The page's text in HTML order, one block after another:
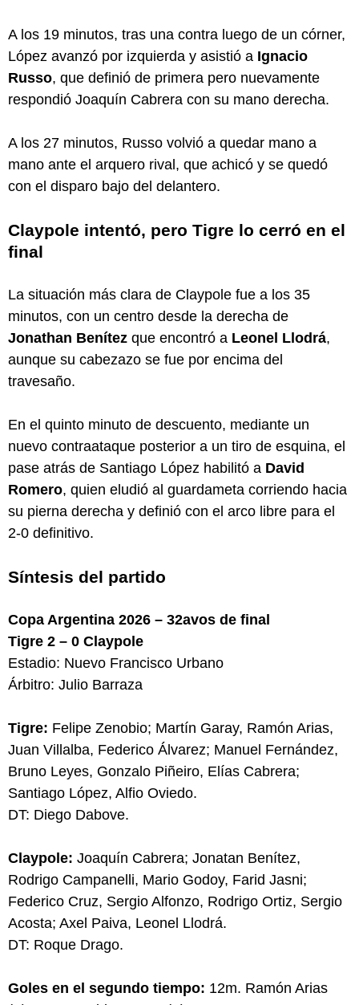
A los 19 minutos, tras una contra luego de un córner,
López avanzó por izquierda y asistió a Ignacio
Russo, que definió de primera pero nuevamente
respondió Joaquín Cabrera con su mano derecha.
A los 27 minutos, Russo volvió a quedar mano a
mano ante el arquero rival, que achicó y se quedó
con el disparo bajo del delantero.
Claypole intentó, pero Tigre lo cerró en el
final
La situación más clara de Claypole fue a los 35
minutos, con un centro desde la derecha de
Jonathan Benítez que encontró a Leonel Llodrá,
aunque su cabezazo se fue por encima del
travesaño.
En el quinto minuto de descuento, mediante un
nuevo contraataque posterior a un tiro de esquina, el
pase atrás de Santiago López habilitó a David
Romero, quien eludió al guardameta corriendo hacia
su pierna derecha y definió con el arco libre para el
2-0 definitivo.
Síntesis del partido
Copa Argentina 2026 – 32avos de final
Tigre 2 – 0 Claypole
Estadio: Nuevo Francisco Urbano
Árbitro: Julio Barraza
Tigre: Felipe Zenobio; Martín Garay, Ramón Arias,
Juan Villalba, Federico Álvarez; Manuel Fernández,
Bruno Leyes, Gonzalo Piñeiro, Elías Cabrera;
Santiago López, Alfio Oviedo.
DT: Diego Dabove.
Claypole: Joaquín Cabrera; Jonatan Benítez,
Rodrigo Campanelli, Mario Godoy, Farid Jasni;
Federico Cruz, Sergio Alfonzo, Rodrigo Ortiz, Sergio
Acosta; Axel Paiva, Leonel Llodrá.
DT: Roque Drago.
Goles en el segundo tiempo: 12m. Ramón Arias